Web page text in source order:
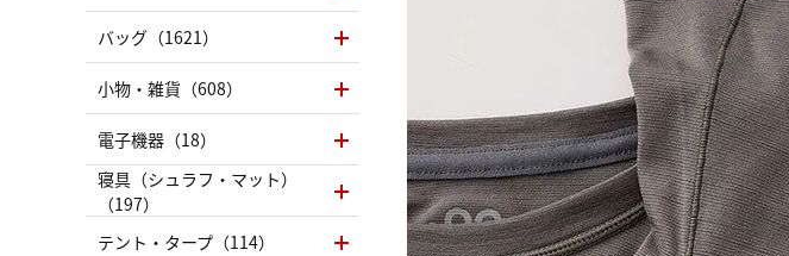
バッグ（1621）
小物・雑貨（608）
電子機器（18）
寝具（シュラフ・マット）
（197）
テント・タープ（114）